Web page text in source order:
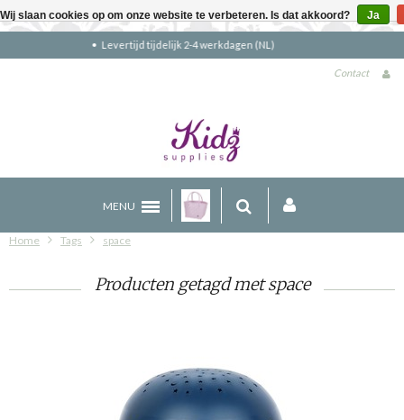
Gratis verzending boven €90 (NL)
Contact
MENU
Home Tags space
Producten getagd met space
Wij slaan cookies op om onze website te verbeteren. Is dat akkoord? Ja